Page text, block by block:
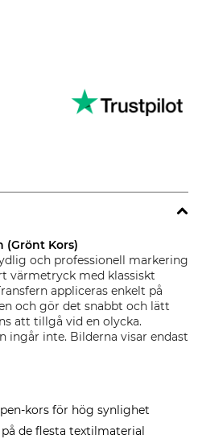
(Grönt Kors)
och professionell markering
värmetryck med klassiskt
appliceras enkelt på
och gör det snabbt och lätt
att tillgå vid en olycka.
ingår inte. Bilderna visar endast
för hög synlighet
de flesta textilmaterial